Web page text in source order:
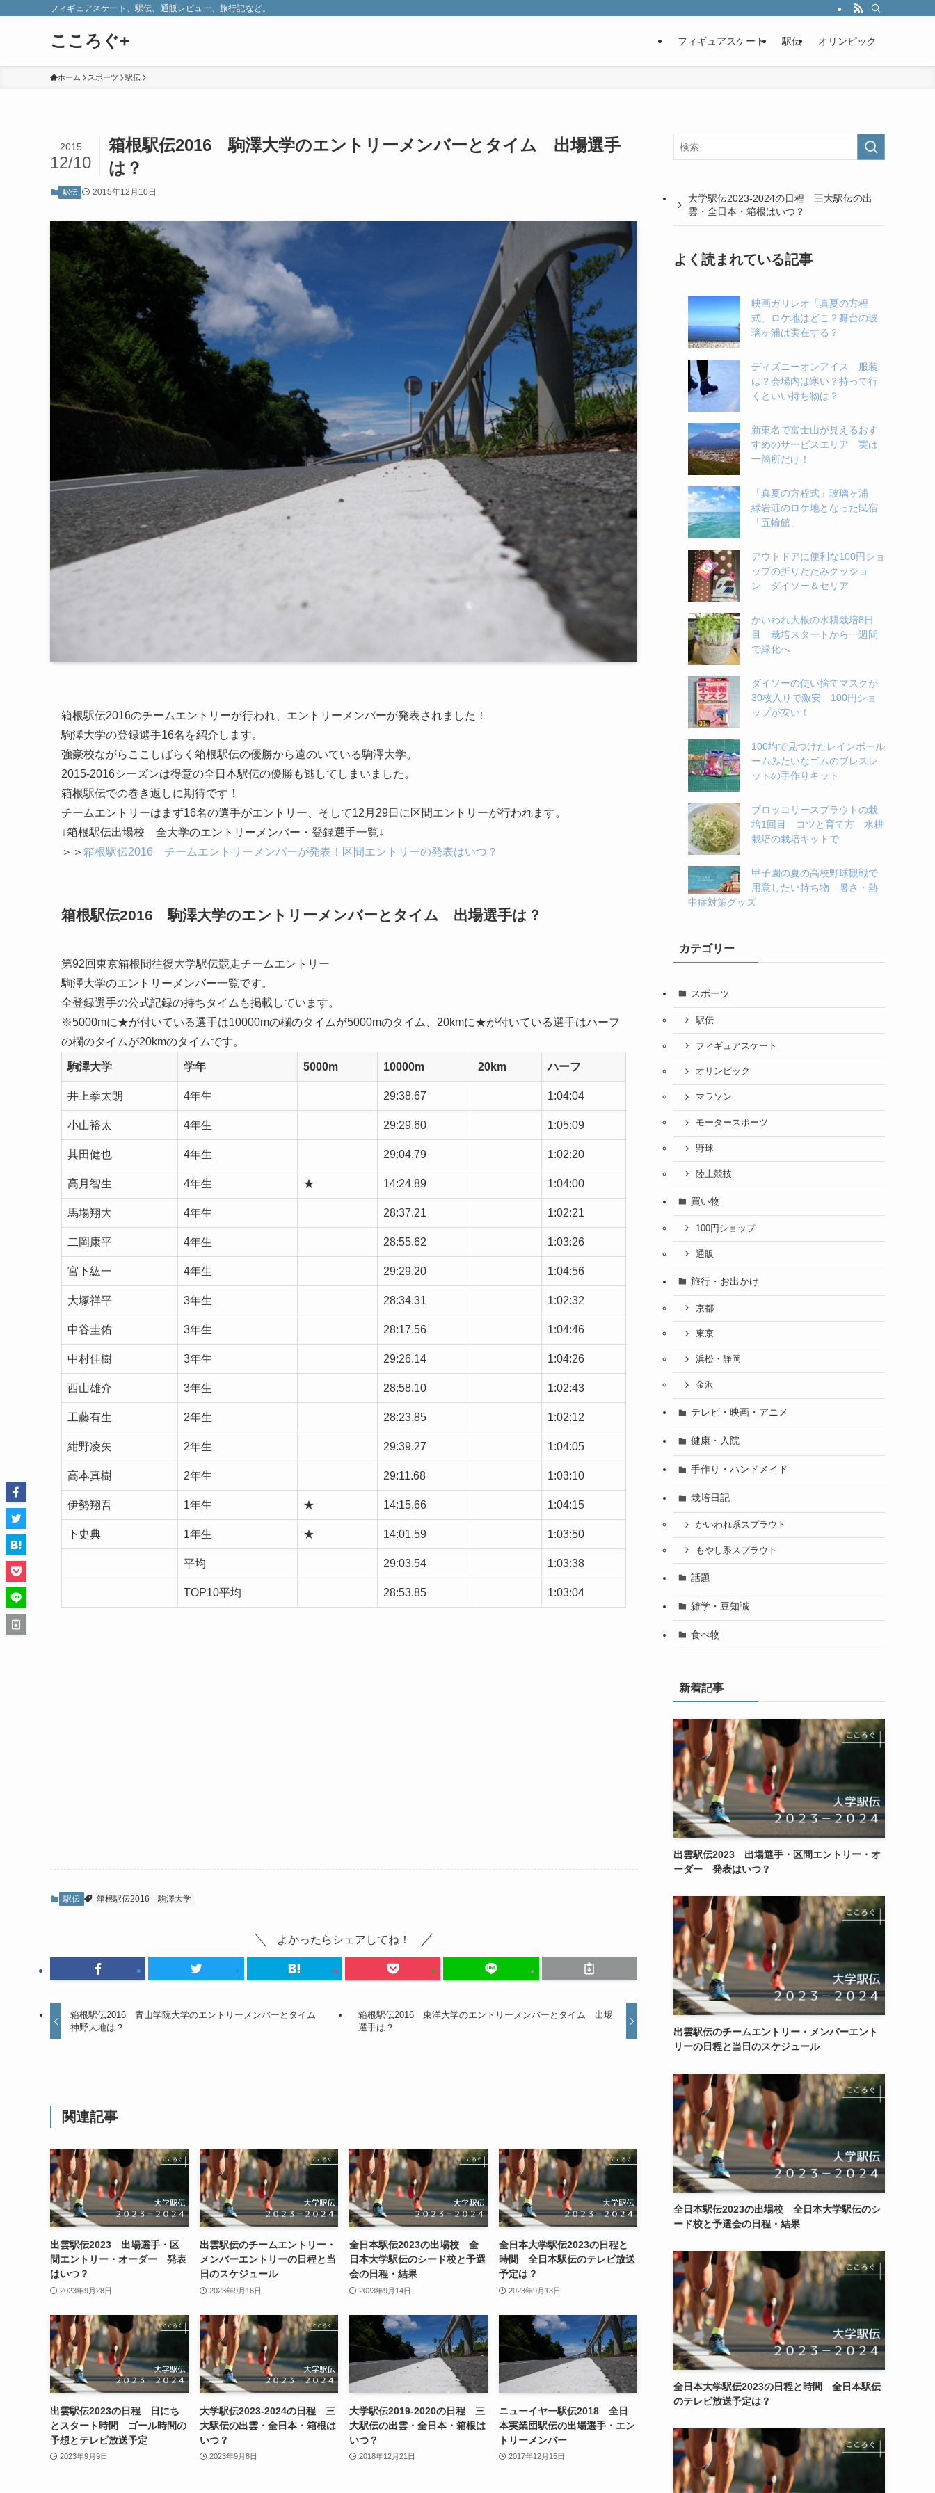
フィギュアスケート、駅伝、通販レビュー、旅行記など。
こころぐ+ フィギュアスケート 駅伝 オリンピック
ホーム スポーツ 駅伝
箱根駅伝2016 駒澤大学のエントリーメンバーとタイム 出場選手
は？
2015
12/10
駅伝 2015年12月10日
箱根駅伝2016のチームエントリーが行われ、エントリーメンバーが発表されました！
駒澤大学の登録選手16名を紹介します。
強豪校ながらここしばらく箱根駅伝の優勝から遠のいている駒澤大学。
2015-2016シーズンは得意の全日本駅伝の優勝も逃してしまいました。
箱根駅伝での巻き返しに期待です！
チームエントリーはまず16名の選手がエントリー、そして12月29日に区間エントリーが行われます。
↓箱根駅伝出場校 全大学のエントリーメンバー・登録選手一覧↓
＞＞ 箱根駅伝2016 チームエントリーメンバーが発表！区間エントリーの発表はいつ？
箱根駅伝2016 駒澤大学のエントリーメンバーとタイム 出場選手は？
第92回東京箱根間往復大学駅伝競走チームエントリー
駒澤大学のエントリーメンバー一覧です。
全登録選手の公式記録の持ちタイムも掲載しています。
※5000mに★が付いている選手は10000mの欄のタイムが5000mのタイム、20kmに★が付いている選手はハーフ
の欄のタイムが20kmのタイムです。
駒澤大学 学年 5000m 10000m 20km ハーフ
井上拳太朗 4年生 29:38.67 1:04:04
小山裕太 4年生 29:29.60 1:05:09
其田健也 4年生 29:04.79 1:02:20
高月智生 4年生 ★ 14:24.89 1:04:00
馬場翔大 4年生 28:37.21 1:02:21
二岡康平 4年生 28:55.62 1:03:26
宮下紘一 4年生 29:29.20 1:04:56
大塚祥平 3年生 28:34.31 1:02:32
中谷圭佑 3年生 28:17.56 1:04:46
中村佳樹 3年生 29:26.14 1:04:26
西山雄介 3年生 28:58.10 1:02:43
工藤有生 2年生 28:23.85 1:02:12
紺野凌矢 2年生 29:39.27 1:04:05
高本真樹 2年生 29:11.68 1:03:10
伊勢翔吾 1年生 ★ 14:15.66 1:04:15
下史典 1年生 ★ 14:01.59 1:03:50
平均 29:03.54 1:03:38
TOP10平均 28:53.85 1:03:04
駅伝 箱根駅伝2016 駒澤大学
よかったらシェアしてね！
箱根駅伝2016 青山学院大学のエントリーメンバーとタイム
神野大地は？
箱根駅伝2016 東洋大学のエントリーメンバーとタイム 出場
選手は？
関連記事
出雲駅伝2023 出場選手・区
間エントリー・オーダー 発表
はいつ？
2023年9月28日
出雲駅伝のチームエントリー・
メンバーエントリーの日程と当
日のスケジュール
2023年9月16日
全日本駅伝2023の出場校 全
日本大学駅伝のシード校と予選
会の日程・結果
2023年9月14日
全日本大学駅伝2023の日程と
時間 全日本駅伝のテレビ放送
予定は？
2023年9月13日
出雲駅伝2023の日程 日にち
とスタート時間 ゴール時間の
予想とテレビ放送予定
2023年9月9日
大学駅伝2023-2024の日程 三
大駅伝の出雲・全日本・箱根は
いつ？
2023年9月8日
大学駅伝2019-2020の日程 三
大駅伝の出雲・全日本・箱根は
いつ？
2018年12月21日
ニューイヤー駅伝2018 全日
本実業団駅伝の出場選手・エン
トリーメンバー
2017年12月15日
大学駅伝2023-2024の日程 三大駅伝の出
雲・全日本・箱根はいつ？
よく読まれている記事
映画ガリレオ「真夏の方程
式」ロケ地はどこ？舞台の玻
璃ヶ浦は実在する？
ディズニーオンアイス 服装
は？会場内は寒い？持って行
くといい持ち物は？
新東名で富士山が見えるおす
すめのサービスエリア 実は
一箇所だけ！
「真夏の方程式」玻璃ヶ浦
緑岩荘のロケ地となった民宿
「五輪館」
アウトドアに便利な100円ショ
ップの折りたたみクッショ
ン ダイソー＆セリア
かいわれ大根の水耕栽培8日
目 栽培スタートから一週間
で緑化へ
ダイソーの使い捨てマスクが
30枚入りで激安 100円ショ
ップが安い！
100均で見つけたレインボール
ームみたいなゴムのブレスレ
ットの手作りキット
ブロッコリースプラウトの栽
培1回目 コツと育て方 水耕
栽培の栽培キットで
甲子園の夏の高校野球観戦で
用意したい持ち物 暑さ・熱
中症対策グッズ
カテゴリー
スポーツ
駅伝
フィギュアスケート
オリンピック
マラソン
モータースポーツ
野球
陸上競技
買い物
100円ショップ
通販
旅行・お出かけ
京都
東京
浜松・静岡
金沢
テレビ・映画・アニメ
健康・入院
手作り・ハンドメイド
栽培日記
かいわれ系スプラウト
もやし系スプラウト
話題
雑学・豆知識
食べ物
新着記事
出雲駅伝2023 出場選手・区間エントリー・オ
ーダー 発表はいつ？
出雲駅伝のチームエントリー・メンバーエント
リーの日程と当日のスケジュール
全日本駅伝2023の出場校 全日本大学駅伝のシ
ード校と予選会の日程・結果
全日本大学駅伝2023の日程と時間 全日本駅伝
のテレビ放送予定は？